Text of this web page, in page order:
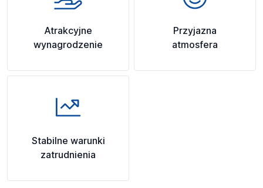
Atrakcyjne
wynagrodzenie
Przyjazna
atmosfera
Stabilne warunki
zatrudnienia